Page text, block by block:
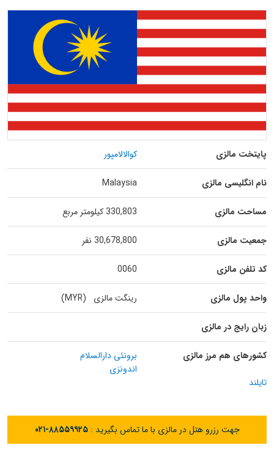
پایتخت مالزی کوالالامپور
نام انگلیسی مالزی Malaysia
مساحت مالزی 330,803 کیلومتر مربع
جمعیت مالزی 30,678,800 نفر
کد تلفن مالزی 0060
واحد پول مالزی رینگت مالزی (MYR)
زبان رایج در مالزی
کشورهای هم مرز مالزی
برونئی دارالسلام
اندونزی
تایلند
جهت رزرو هتل در مالزی با ما تماس بگیرید :۰۲۱-۸۸۵۵۹۹۲۵